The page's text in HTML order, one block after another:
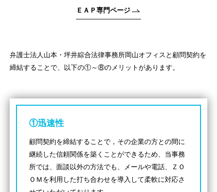
ＥＡＰ専門ページ
弁護士法人山本・坪井綜合法律事務所岡山オフィスと顧問契約を
締結することで、以下の①～⑧のメリットがあります。
①迅速性
顧問契約を締結することで，その企業の方との間に
継続した信頼関係を築くことができるため、当事務
所では、面談以外の方法でも、メールや電話、ＺＯ
ＯＭを利用した打ち合わせを導入して柔軟に対応さ